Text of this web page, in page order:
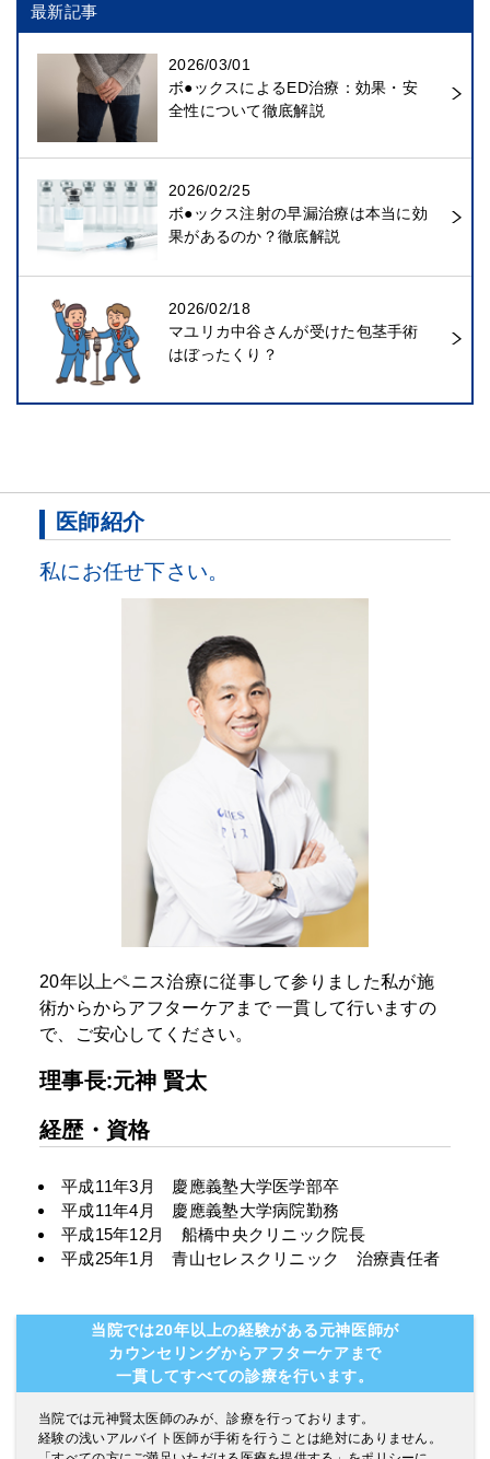
最新記事
2026/03/01
ボ●ックスによるED治療：効果・安
全性について徹底解説
2026/02/25
ボ●ックス注射の早漏治療は本当に効
果があるのか？徹底解説
2026/02/18
マユリカ中谷さんが受けた包茎手術
はぼったくり？
医師紹介
私にお任せ下さい。
20年以上ペニス治療に従事して参りました私が施
術からからアフターケアまで一貫して行いますの
で、ご安心してください。
理事長:元神 賢太
経歴・資格
平成11年3月 慶應義塾大学医学部卒
平成11年4月 慶應義塾大学病院勤務
平成15年12月 船橋中央クリニック院長
平成25年1月 青山セレスクリニック 治療責任者
当院では20年以上の経験がある元神医師が
カウンセリングからアフターケアまで
一貫してすべての診療を行います。
当院では元神賢太医師のみが、診療を行っております。
経験の浅いアルバイト医師が手術を行うことは絶対にありません。